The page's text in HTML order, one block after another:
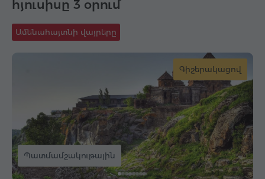
հյուսիսը 3 օրում
Ամենահայտնի վայրերը
Գիշերակացով
Պատմամշակութային